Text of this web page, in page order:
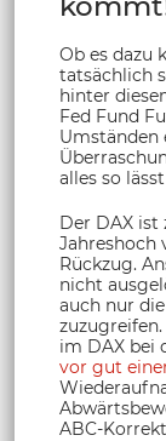
Ob es dazu
tatsächlich
hinter
Fed Fund
Umständen
alles so
Der DAX ist
Jahreshoch
Rückzug.
nicht
auch nur
im DAX bei
vor gut
ABC-